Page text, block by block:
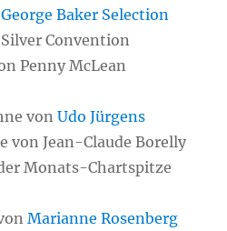
George Baker Selection
Convention
Penny McLean
vonUdo Jürgens
von Jean-Claude Borelly
Monats-Chartspitze
Marianne Rosenberg